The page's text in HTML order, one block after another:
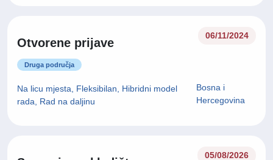
Otvorene prijave
06/11/2024
Druga područja
Na licu mjesta, Fleksibilan, Hibridni model
rada, Rad na daljinu
Bosna i
Hercegovina
05/08/2026